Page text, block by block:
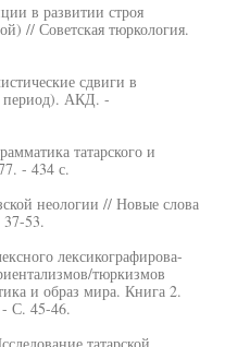
в развитии строя
// Советская тюркология.
сдвиги в
период). АКД. -
татарского и
- 434 с.
неологии // Новые слова
53.
лексикографирова-
тюркизмов
и образ мира. Книга 2.
С. 45-46.